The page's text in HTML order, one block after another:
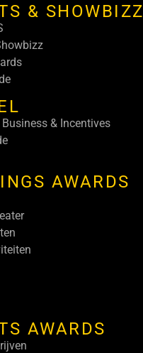
& SHOWBIZZ
& Incentives
AWARDS
AWARDS